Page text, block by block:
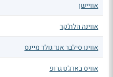
אוויישן
אווינה הלת'קר
אווינו סילבר אנד גולד מיינס
אוויס באדג'ט גרופ